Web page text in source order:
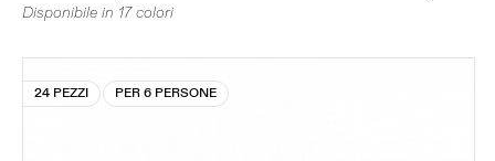
Disponibile in 17 colori
24 PEZZI PER 6 PERSONE